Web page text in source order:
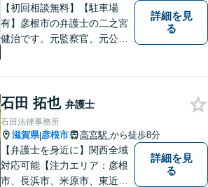
【初回相談無料】【駐車場
有】彦根市の弁護士の二之宮
健治です。元監察官、元公務
詳細を見
る
石田 拓也 弁護士
石田法律事務所
滋賀県|彦根市 高宮駅 から徒歩8分
【弁護士を身近に】関西全域
対応可能【注力エリア：彦根
市、長浜市、米原市、東近江
詳細を見
る